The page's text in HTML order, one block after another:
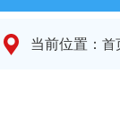
当前位置： 首